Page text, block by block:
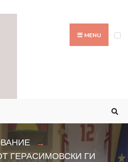
MENU
ГЕРАСИМОВСКИ ГИ